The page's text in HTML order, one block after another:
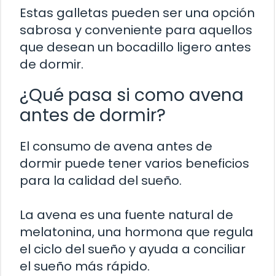
Estas galletas pueden ser una opción
sabrosa y conveniente para aquellos
que desean un bocadillo ligero antes
de dormir.
¿Qué pasa si como avena
antes de dormir?
El consumo de avena antes de
dormir puede tener varios beneficios
para la calidad del sueño.
La avena es una fuente natural de
melatonina, una hormona que regula
el ciclo del sueño y ayuda a conciliar
el sueño más rápido.